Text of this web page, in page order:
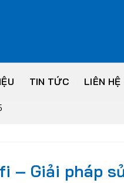
TIN TỨC LIÊN HỆ
– Giải pháp